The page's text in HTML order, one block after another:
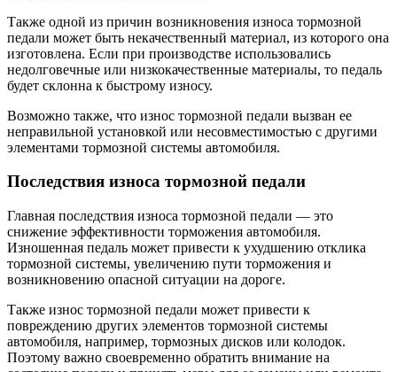
Также одной из причин возникновения износа тормозной
педали может быть некачественный материал, из которого она
изготовлена. Если при производстве использовались
недолговечные или низкокачественные материалы, то педаль
будет склонна к быстрому износу.
Возможно также, что износ тормозной педали вызван ее
неправильной установкой или несовместимостью с другими
элементами тормозной системы автомобиля.
Последствия износа тормозной педали
Главная последствия износа тормозной педали — это
снижение эффективности торможения автомобиля.
Изношенная педаль может привести к ухудшению отклика
тормозной системы, увеличению пути торможения и
возникновению опасной ситуации на дороге.
Также износ тормозной педали может привести к
повреждению других элементов тормозной системы
автомобиля, например, тормозных дисков или колодок.
Поэтому важно своевременно обратить внимание на